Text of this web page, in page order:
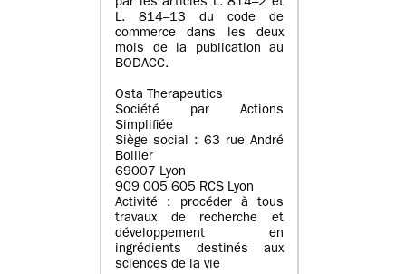
par les articles L. 814–2 et
L. 814–13 du code de
commerce dans les deux
mois de la publication au
BODACC.
Osta Therapeutics
Société par Actions
Simplifiée
Siège social : 63 rue André
Bollier
69007 Lyon
909 005 605 RCS Lyon
Activité : procéder à tous
travaux de recherche et
développement en
ingrédients destinés aux
sciences de la vie